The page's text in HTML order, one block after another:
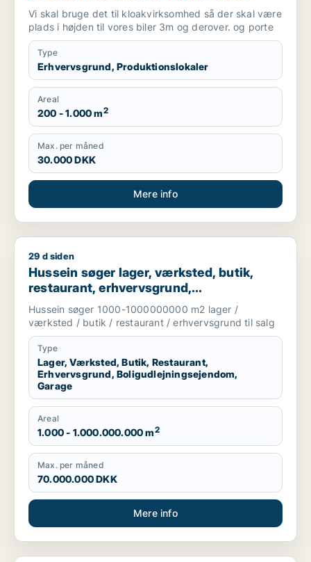
Vi skal bruge det til kloakvirksomhed så der skal være
plads i højden til vores biler 3m og derover. og porte
Type
Erhvervsgrund, Produktionslokaler
Areal
200 - 1.000 m2
Max. per måned
30.000 DKK
Mere info
Hussein søger lager, værksted, butik, restaurant,
29 d siden
Hussein søger lager, værksted, butik,
restaurant, erhvervsgrund,
boligudlejningsejendom eller garage til
salg i Greve, Solrød eller Roskilde m.fl.
Hussein søger 1000-1000000000 m2 lager /
værksted / butik / restaurant / erhvervsgrund til salg
Type
Lager, Værksted, Butik, Restaurant,
Erhvervsgrund, Boligudlejningsejendom,
Garage
Areal
1.000 - 1.000.000.000 m2
Max. per måned
70.000.000 DKK
Mere info